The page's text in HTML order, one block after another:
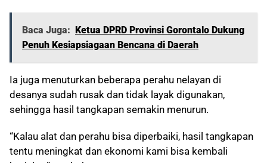
Baca Juga: Ketua DPRD Provinsi Gorontalo Dukung
Penuh Kesiapsiagaan Bencana di Daerah
Ia juga menuturkan beberapa perahu nelayan di
desanya sudah rusak dan tidak layak digunakan,
sehingga hasil tangkapan semakin menurun.
“Kalau alat dan perahu bisa diperbaiki, hasil tangkapan
tentu meningkat dan ekonomi kami bisa kembali